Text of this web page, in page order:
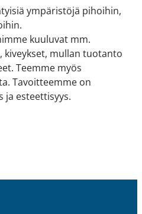
ympäristöjä pihoihin,
kuuluvat mm.
mullan tuotanto
Teemme myös
Tavoitteemme on
ja esteettisyys.